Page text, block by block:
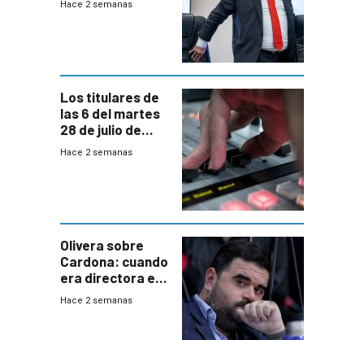
Hace 2 semanas
Los titulares de
las 6 del martes
28 de julio de
2026
Hace 2 semanas
Olivera sobre
Cardona: cuando
era directora en
UTE “no era muy
Hace 2 semanas